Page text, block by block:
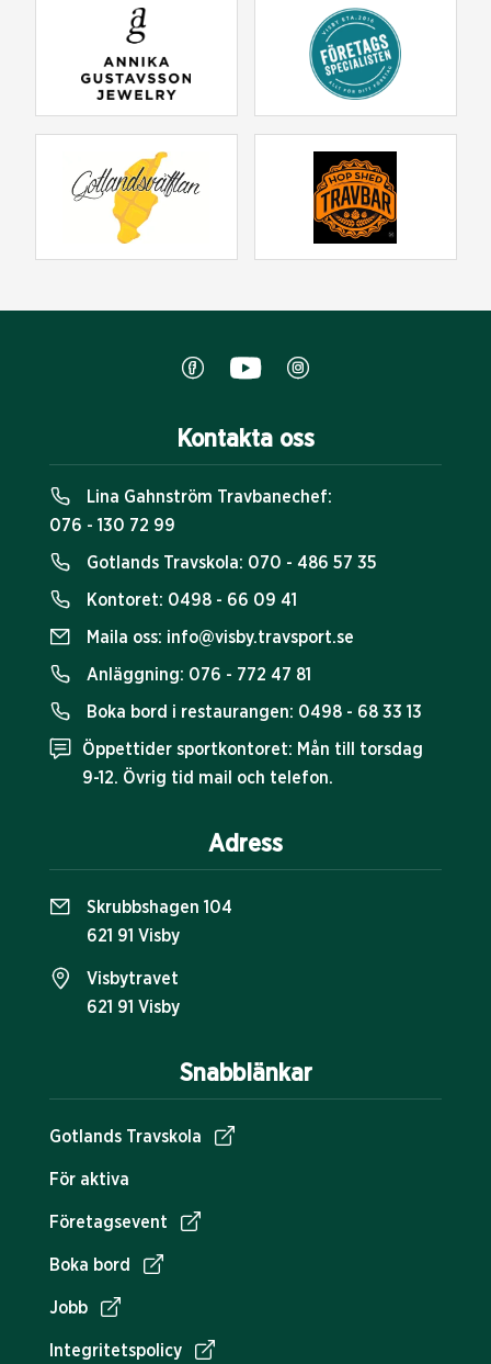
Snabblänkar
Gotlands Travskola
För aktiva
Företagsevent
Boka bord
Jobb
Integritetspolicy
Kontakta oss
Lina Gahnström Travbanechef:
076 - 130 72 99
Gotlands Travskola: 070 - 486 57 35
Kontoret: 0498 - 66 09 41
Maila oss: info@visby.travsport.se
Anläggning: 076 - 772 47 81
Boka bord i restaurangen: 0498 - 68 33 13
Öppettider sportkontoret: Mån till torsdag
9-12. Övrig tid mail och telefon.
Adress
Skrubbshagen 104
621 91 Visby
Visbytravet
621 91 Visby